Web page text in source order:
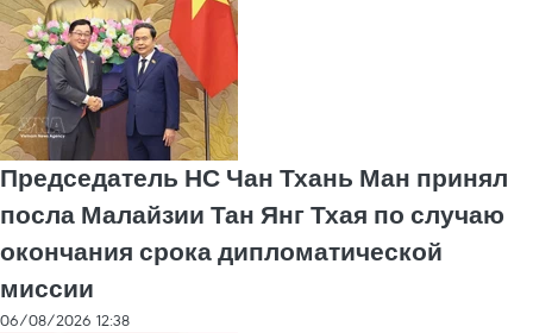
Председатель НС Чан Тхань Ман принял
посла Малайзии Тан Янг Тхая по случаю
окончания срока дипломатической
миссии
06/08/2026 12:38